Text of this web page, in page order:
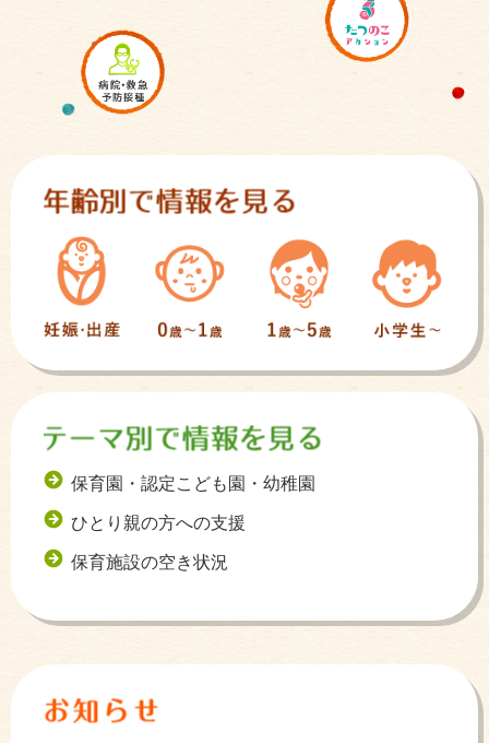
保育園・認定こども園・幼稚園
ひとり親の方への支援
保育施設の空き状況